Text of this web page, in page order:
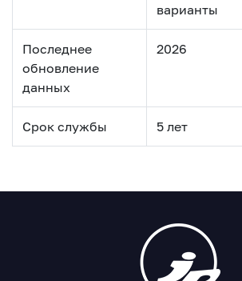
варианты
Последнее
обновление
данных
2026
Срок службы 5 лет